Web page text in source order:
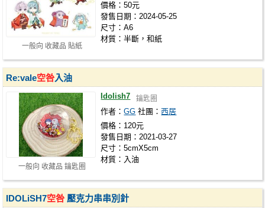
一般向 收藏品 貼紙
價格：50元
發售日期：2024-05-25
尺寸：A6
材質：半斷，和紙
一般向 收藏品 鑰匙圈
Re:vale空咎入油
Idolish7 鑰匙圈
作者：GG 社團：西居
價格：120元
發售日期：2021-03-27
尺寸：5cmX5cm
材質：入油
IDOLiSH7空咎壓克力串串別針